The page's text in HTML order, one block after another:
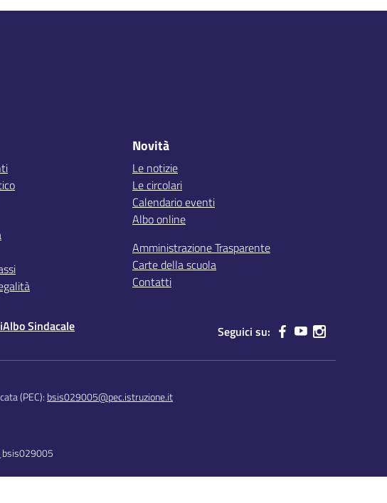
Novità
Le notizie
Le circolari
Calendario eventi
Albo online
Amministrazione Trasparente
Carte della scuola
Contatti
Albo Sindacale Seguici su:
(PEC): bsis029005@pec.istruzione.it